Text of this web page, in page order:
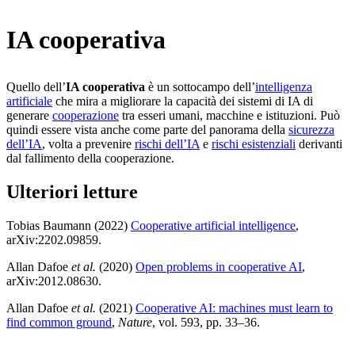
IA cooperativa
Quello dell’IA cooperativa è un sottocampo dell’intelligenza
artificiale che mira a migliorare la capacità dei sistemi di IA di
generare cooperazione tra esseri umani, macchine e istituzioni. Può
quindi essere vista anche come parte del panorama della sicurezza
dell’IA, volta a prevenire rischi dell’IA e rischi esistenziali derivanti
dal fallimento della cooperazione.
Ulteriori letture
Tobias Baumann (2022) Cooperative artificial intelligence,
arXiv:2202.09859.
Allan Dafoe et al. (2020) Open problems in cooperative AI,
arXiv:2012.08630.
Allan Dafoe et al. (2021) Cooperative AI: machines must learn to
find common ground, Nature, vol. 593, pp. 33–36.